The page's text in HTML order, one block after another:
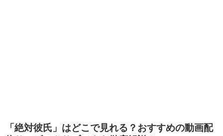
「絶対彼氏」はどこで見れる？おすすめの動画配